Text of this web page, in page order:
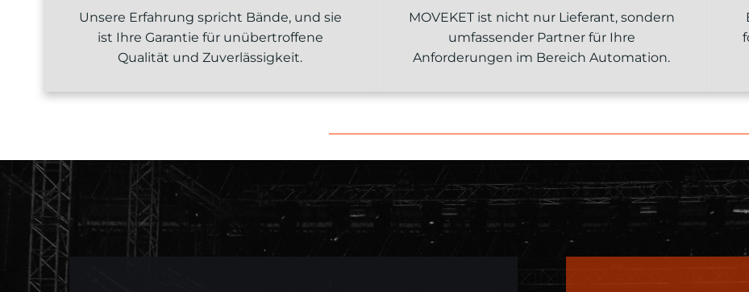
Unsere Erfahrung spricht Bände, und sie
ist Ihre Garantie für unübertroffene
Qualität und Zuverlässigkeit.
MOVEKET ist nicht nur Lieferant, sondern
umfassender Partner für Ihre
Anforderungen im Bereich Automation.